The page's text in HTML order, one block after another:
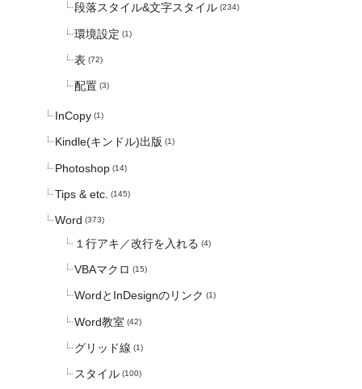
段落スタイル&文字スタイル (234)
環境設定 (1)
表 (72)
配置 (3)
InCopy (1)
Kindle(キンドル)出版 (1)
Photoshop (14)
Tips & etc. (145)
Word (373)
１行アキ／改行を入れる (4)
VBAマクロ (15)
WordとInDesignのリンク (1)
Word教室 (42)
グリッド線 (1)
スタイル (100)